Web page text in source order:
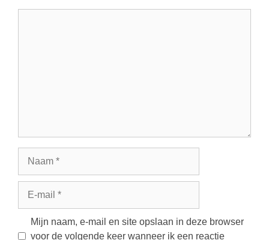
Mijn naam, e-mail en site opslaan in deze browser
voor de volgende keer wanneer ik een reactie